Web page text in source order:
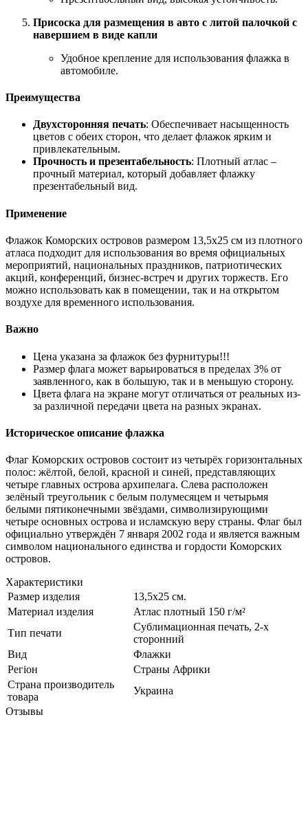
Присоска для размещения в авто с литой палочкой с
навершием в виде капли
Удобное крепление для использования флажка в
автомобиле.
Преимущества
Двухсторонняя печать: Обеспечивает насыщенность
цветов с обеих сторон, что делает флажок ярким и
привлекательным.
Прочность и презентабельность: Плотный атлас –
прочный материал, который добавляет флажку
презентабельный вид.
Применение
Флажок Коморских островов размером 13,5х25 см из плотного
атласа подходит для использования во время официальных
мероприятий, национальных праздников, патриотических
акций, конференций, бизнес-встреч и других торжеств. Его
можно использовать как в помещении, так и на открытом
воздухе для временного использования.
Важно
Цена указана за флажок без фурнитуры!!!
Размер флага может варьироваться в пределах 3% от
заявленного, как в большую, так и в меньшую сторону.
Цвета флага на экране могут отличаться от реальных из-
за различной передачи цвета на разных экранах.
Историческое описание флажка
Флаг Коморских островов состоит из четырёх горизонтальных
полос: жёлтой, белой, красной и синей, представляющих
четыре главных острова архипелага. Слева расположен
зелёный треугольник с белым полумесяцем и четырьмя
белыми пятиконечными звёздами, символизирующими
четыре основных острова и исламскую веру страны. Флаг был
официально утверждён 7 января 2002 года и является важным
символом национального единства и гордости Коморских
островов.
Характеристики
Размер изделия
13,5х25 см.
Материал изделия
Атлас плотный 150 г/м²
Тип печати
Сублимационная печать, 2-х
сторонний
Вид
Флажки
Регіон
Страны Африки
Страна производитель
товара
Украина
Отзывы